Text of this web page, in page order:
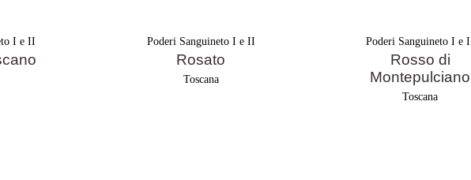
I e II Poderi Sanguineto I e II
Rosato
Toscana
Poderi Sanguineto I e
Rosso di
Montepulciano
Toscana